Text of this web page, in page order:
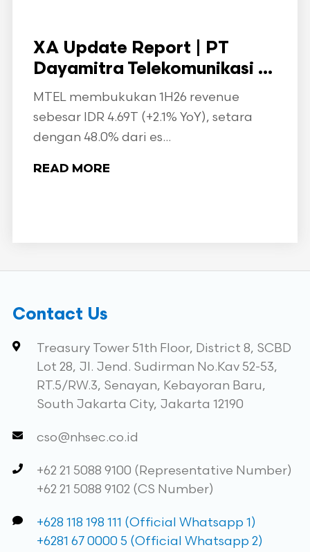
XA Update Report | PT
Dayamitra Telekomunikasi ...
MTEL membukukan 1H26 revenue
sebesar IDR 4.69T (+2.1% YoY), setara
dengan 48.0% dari es...
READ MORE
Contact Us
Treasury Tower 51th Floor, District 8, SCBD
Lot 28, Jl. Jend. Sudirman No.Kav 52-53,
RT.5/RW.3, Senayan, Kebayoran Baru,
South Jakarta City, Jakarta 12190
cso@nhsec.co.id
+62 21 5088 9100 (Representative Number)
+62 21 5088 9102 (CS Number)
+628 118 198 111 (Official Whatsapp 1)
+6281 67 0000 5 (Official Whatsapp 2)